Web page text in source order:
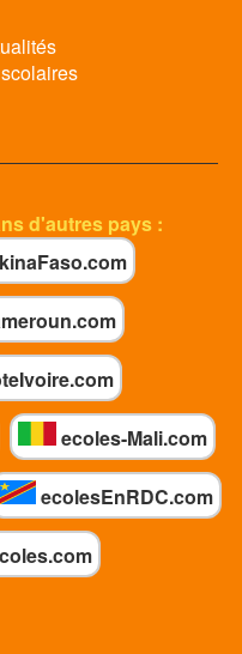
d'autres pays :
ecoles-Mali.com
ecolesEnRDC.com